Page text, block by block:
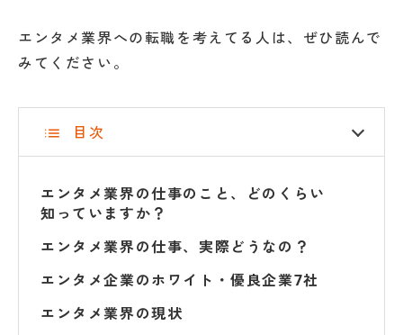
エンタメ業界への転職を考えてる人は、ぜひ読んで
みてください。
目次
エンタメ業界の仕事のこと、どのくらい
知っていますか？
エンタメ業界の仕事、実際どうなの？
エンタメ企業のホワイト・優良企業7社
エンタメ業界の現状